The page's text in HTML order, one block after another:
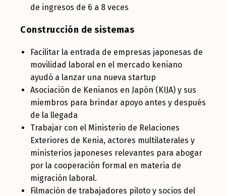
de ingresos de 6 a 8 veces
Construcción de sistemas
Facilitar la entrada de empresas japonesas de
movilidad laboral en el mercado keniano
ayudó a lanzar una nueva startup
Asociación de Kenianos en Japón (KIJA) y sus
miembros para brindar apoyo antes y después
de la llegada
Trabajar con el Ministerio de Relaciones
Exteriores de Kenia, actores multilaterales y
ministerios japoneses relevantes para abogar
por la cooperación formal en materia de
migración laboral.
Filmación de trabajadores piloto y socios del